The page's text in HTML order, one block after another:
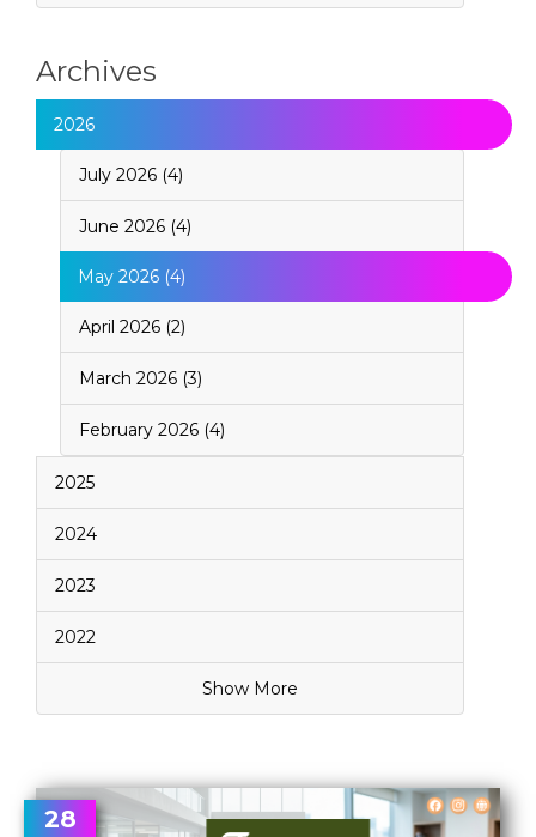
Archives
2026
July 2026 (4)
June 2026 (4)
May 2026 (4)
April 2026 (2)
March 2026 (3)
February 2026 (4)
2025
2024
2023
2022
Show More
28